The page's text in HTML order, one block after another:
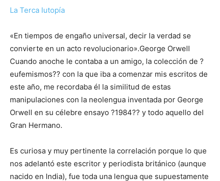
La Terca Iutopía
«En tiempos de engaño universal, decir la verdad se
convierte en un acto revolucionario».George Orwell
Cuando anoche le contaba a un amigo, la colección de ?
eufemismos?? con la que iba a comenzar mis escritos de
este año, me recordaba él la similitud de estas
manipulaciones con la neolengua inventada por George
Orwell en su célebre ensayo ?1984?? y todo aquello del
Gran Hermano.
Es curiosa y muy pertinente la correlación porque lo que
nos adelantó este escritor y periodista británico (aunque
nacido en India), fue toda una lengua que supuestamente